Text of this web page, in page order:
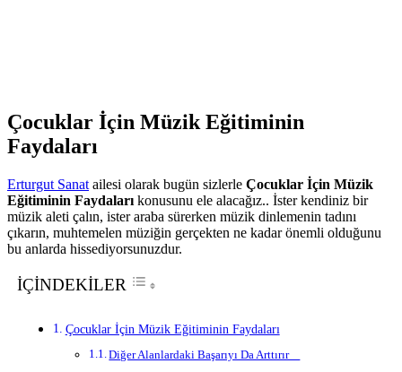
Çocuklar İçin Müzik Eğitiminin
Faydaları
Erturgut Sanat ailesi olarak bugün sizlerle Çocuklar İçin Müzik
Eğitiminin Faydaları konusunu ele alacağız.. İster kendiniz bir
müzik aleti çalın, ister araba sürerken müzik dinlemenin tadını
çıkarın, muhtemelen müziğin gerçekten ne kadar önemli olduğunu
bu anlarda hissediyorsunuzdur.
İÇİNDEKİLER
Çocuklar İçin Müzik Eğitiminin Faydaları
Diğer Alanlardaki Başarıyı Da Arttırır